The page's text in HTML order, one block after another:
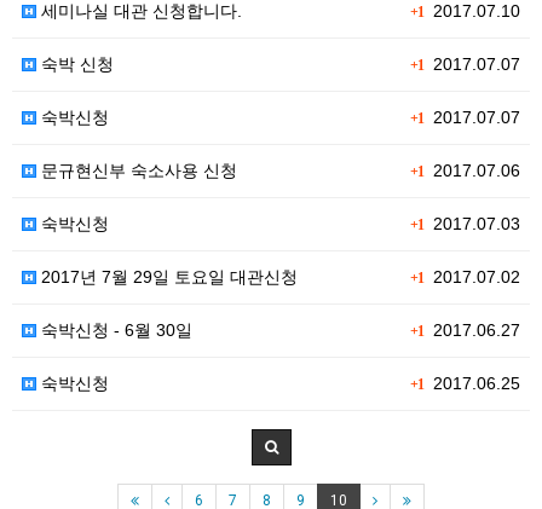
+1 2017.07.10
세미나실 대관 신청합니다.
+1 2017.07.07
숙박 신청
+1 2017.07.07
숙박신청
+1 2017.07.06
문규현신부 숙소사용 신청
+1 2017.07.03
숙박신청
+1 2017.07.02
2017년 7월 29일 토요일 대관신청
+1 2017.06.27
숙박신청 - 6월 30일
+1 2017.06.25
숙박신청
6 7 8 9 10